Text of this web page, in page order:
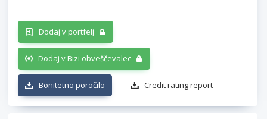
Dodaj v portfelj
Dodaj v Bizi obveščevalec
Bonitetno poročilo Credit rating report